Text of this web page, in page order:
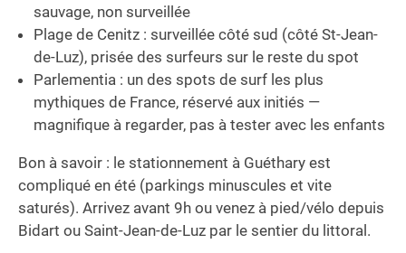
sauvage, non surveillée
Plage de Cenitz : surveillée côté sud (côté St-Jean-
de-Luz), prisée des surfeurs sur le reste du spot
Parlementia : un des spots de surf les plus
mythiques de France, réservé aux initiés —
magnifique à regarder, pas à tester avec les enfants
Bon à savoir : le stationnement à Guéthary est
compliqué en été (parkings minuscules et vite
saturés). Arrivez avant 9h ou venez à pied/vélo depuis
Bidart ou Saint-Jean-de-Luz par le sentier du littoral.